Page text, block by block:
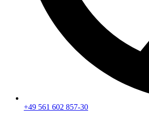
+49 561 602 857-30